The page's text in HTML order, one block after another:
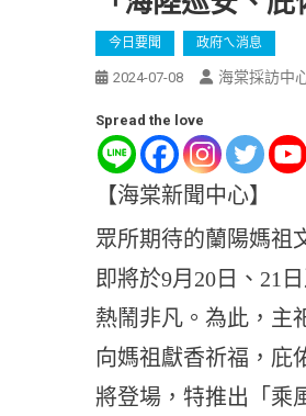
今日要聞 政府ㄟ消息
2024-07-08 海棠採訪中
Spread the love
【海棠新聞中心】
眾所期待的蘭陽媽祖
即將於9月20日、21
熱鬧非凡。為此，主
向媽祖獻香祈福，庇
將登場，特推出「乘